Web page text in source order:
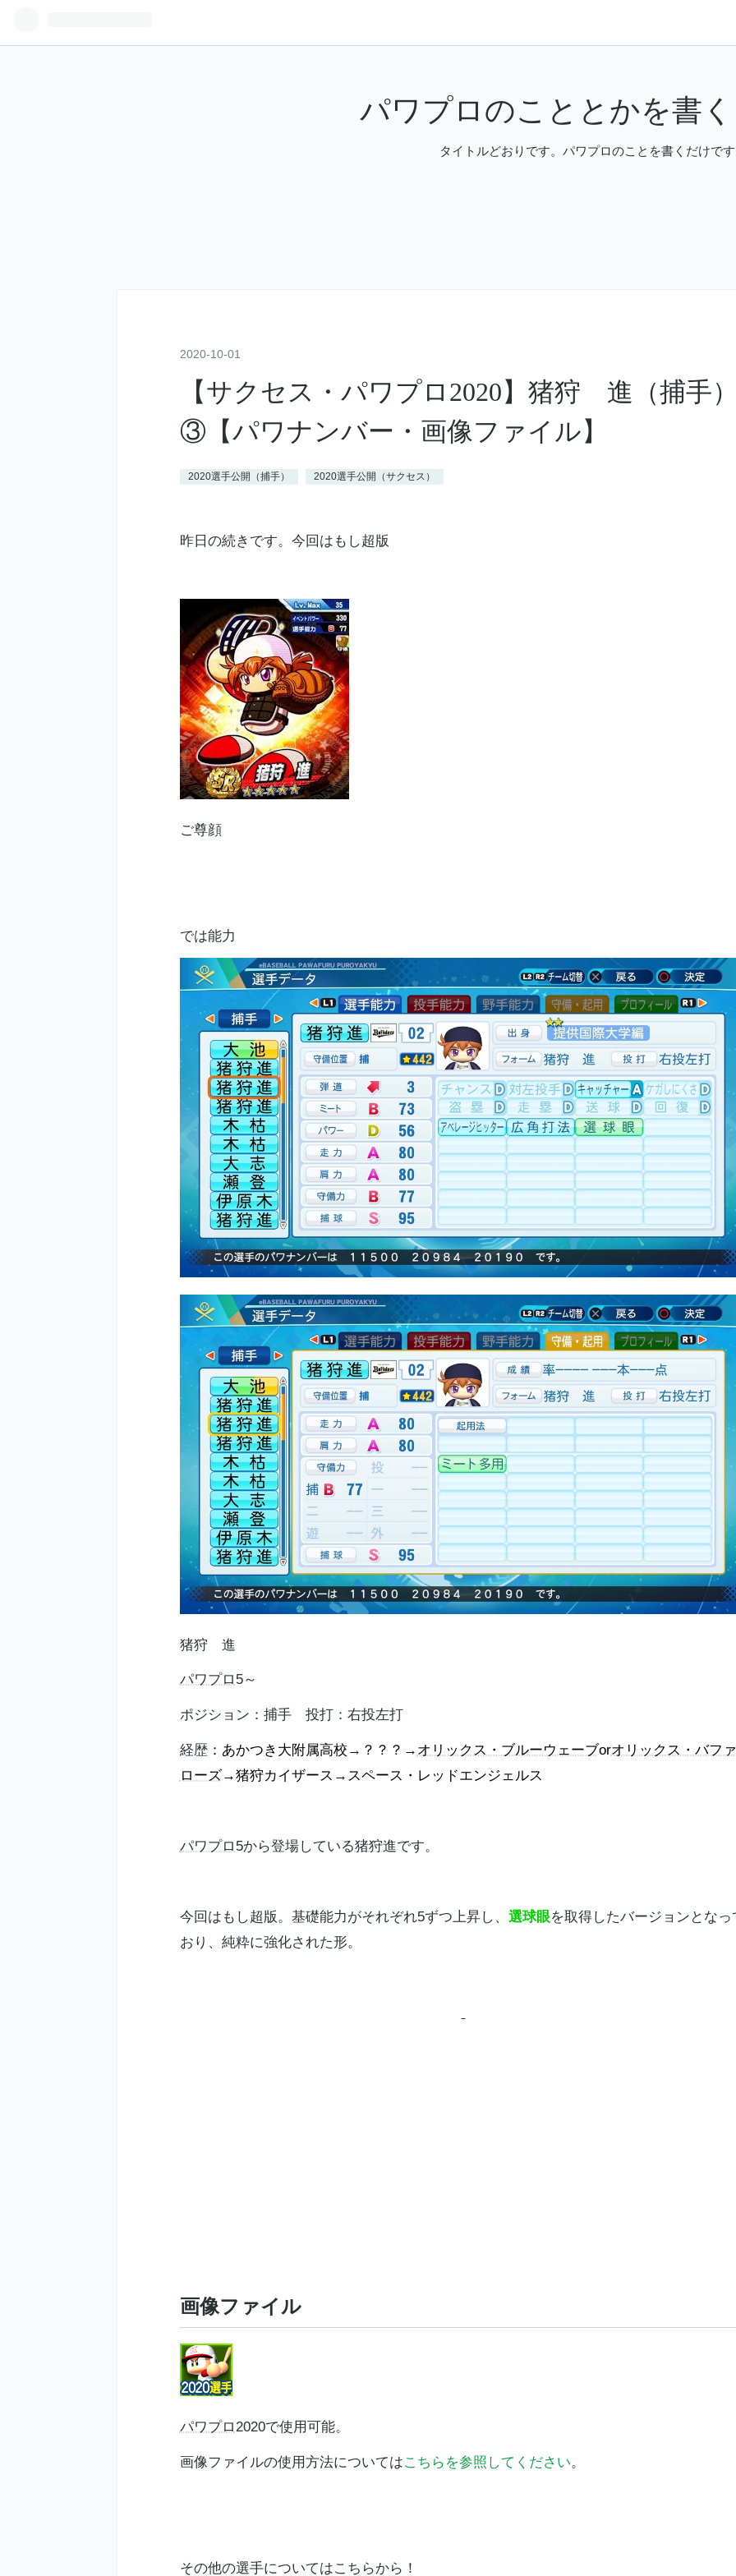
パワプロのこととかを書
タイトルどおりです。パワプロのことを書くだけで
2020-10-01
【サクセス・パワプロ2020】猪狩 進（捕手
③【パワナンバー・画像ファイル】
2020選手公開（捕手） 2020選手公開（サクセス）
昨日の続きです。今回はもし超版
ご尊顔
では能力
猪狩 進
パワプロ 5～
ポジション：捕手 投打：右投左打
経歴：あかつき大附属高校→？？？→ オリックス・ブルーウェーブorオリックス・バファ
ローズ→猪狩カイザース→スペース・レッドエンジェルス
パワプロ 5から登場している猪狩進です。
今回はもし超版。基礎能力がそれぞれ5ずつ上昇し、 選球眼を取得したバージョンとなっ
おり、純粋に強化された形。
画像ファイル
パワプロ2020で使用可能。
画像ファイルの使用方法についてはこちらを参照してください。
その他の選手についてはこちらから！